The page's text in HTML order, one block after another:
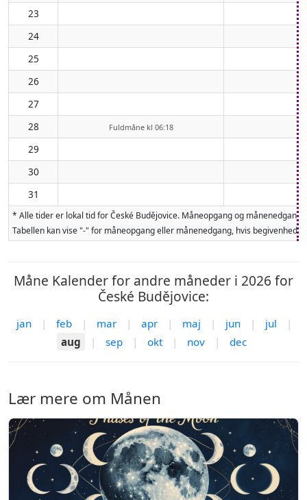
23
24
25
26
27
28
Fuldmåne kl 06:18
29
30
31
* Alle tider er lokal tid for České Budějovice. Måneopgang og
Tabellen kan vise "-" for måneopgang eller månenedgang, hvis
Måne Kalender for andre måneder i 2026 for
České Budějovice:
jan | feb | mar | apr | maj | jun | jul
|
aug
| sep | okt | nov | dec
Lær mere om Månen